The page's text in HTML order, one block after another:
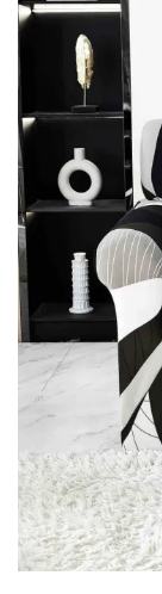
Lenjerii Creponate
Lenjerii de finet
Lenjerii de pat
Lenjerii de pat
Lenjerii de pat
elastic